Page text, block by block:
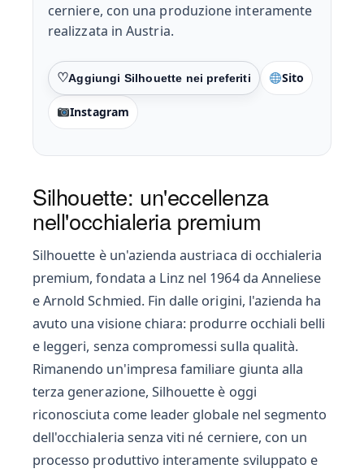
cerniere, con una produzione interamente
realizzata in Austria.
Preferiti Sito
Instagram
Silhouette: un'eccellenza
nell'occhialeria premium
Silhouette è un'azienda austriaca di occhialeria
premium, fondata a Linz nel 1964 da Anneliese
e Arnold Schmied. Fin dalle origini, l'azienda ha
avuto una visione chiara: produrre occhiali belli
e leggeri, senza compromessi sulla qualità.
Rimanendo un'impresa familiare giunta alla
terza generazione, Silhouette è oggi
riconosciuta come leader globale nel segmento
dell'occhialeria senza viti né cerniere, con un
processo produttivo interamente sviluppato e